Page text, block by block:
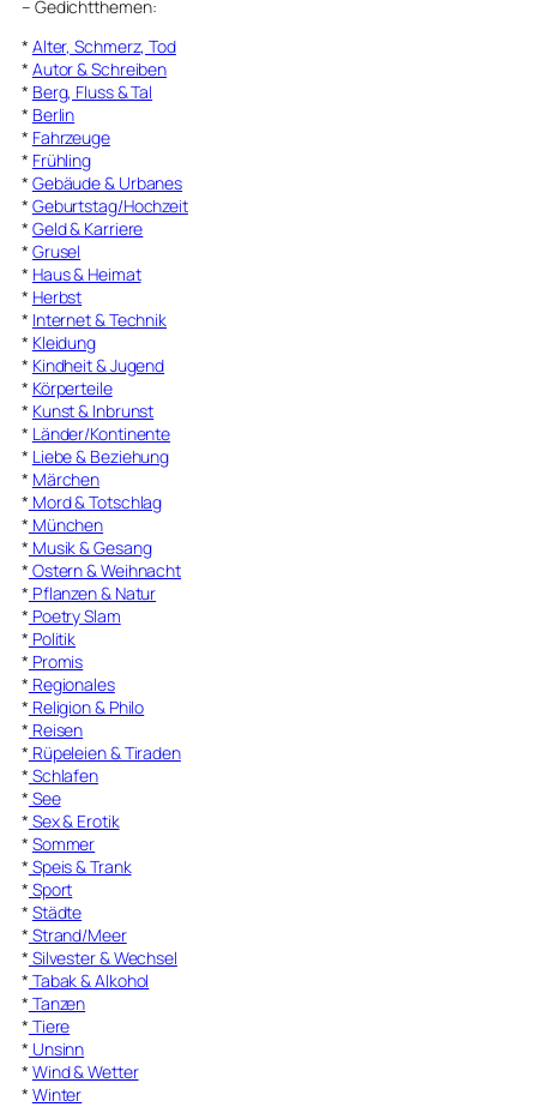
– Gedichtthemen:
* Alter, Schmerz, Tod
* Autor & Schreiben
* Berg, Fluss & Tal
* Berlin
* Fahrzeuge
* Frühling
* Gebäude & Urbanes
* Geburtstag/Hochzeit
* Geld & Karriere
* Grusel
* Haus & Heimat
* Herbst
* Internet & Technik
* Kleidung
* Kindheit & Jugend
* Körperteile
* Kunst & Inbrunst
* Länder/Kontinente
* Liebe & Beziehung
* Märchen
* Mord & Totschlag
* München
* Musik & Gesang
* Ostern & Weihnacht
* Pflanzen & Natur
* Poetry Slam
* Politik
* Promis
* Regionales
* Religion & Philo
* Reisen
* Rüpeleien & Tiraden
* Schlafen
* See
* Sex & Erotik
* Sommer
* Speis & Trank
* Sport
* Städte
* Strand/Meer
* Silvester & Wechsel
* Tabak & Alkohol
* Tanzen
* Tiere
* Unsinn
* Wind & Wetter
* Winter